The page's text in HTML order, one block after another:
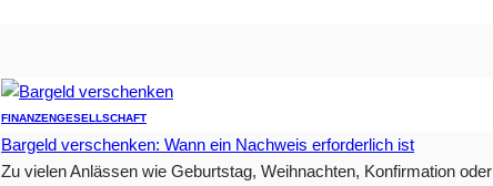
FINANZENGESELLSCHAFT
Bargeld verschenken: Wann ein Nachweis erforderlich ist
Zu vielen Anlässen wie Geburtstag, Weihnachten, Konfirmation oder